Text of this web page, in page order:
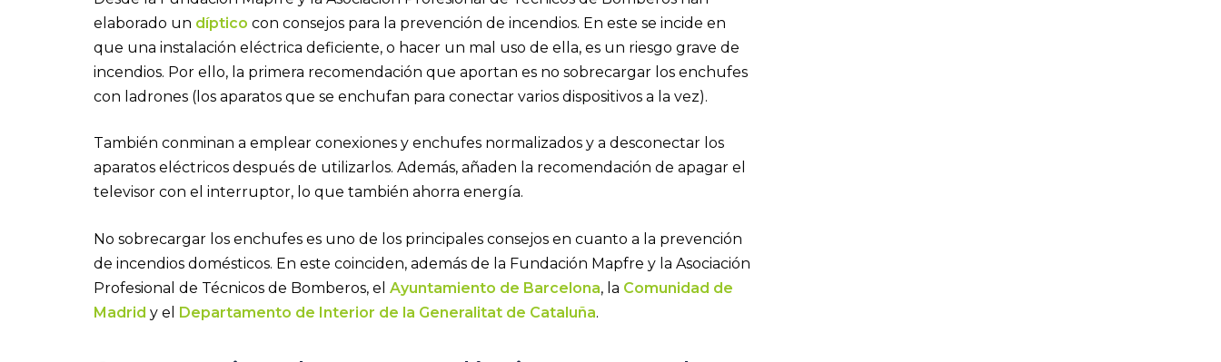
elaborado un díptico con consejos para la prevención de incendios. En este se incide en
que una instalación eléctrica deficiente, o hacer un mal uso de ella, es un riesgo grave de
incendios. Por ello, la primera recomendación que aportan es no sobrecargar los enchufes
con ladrones (los aparatos que se enchufan para conectar varios dispositivos a la vez).
También conminan a emplear conexiones y enchufes normalizados y a desconectar los
aparatos eléctricos después de utilizarlos. Además, añaden la recomendación de apagar el
televisor con el interruptor, lo que también ahorra energía.
No sobrecargar los enchufes es uno de los principales consejos en cuanto a la prevención
de incendios domésticos. En este coinciden, además de la Fundación Mapfre y la Asociación
Profesional de Técnicos de Bomberos, el Ayuntamiento de Barcelona, la Comunidad de
Madrid y el Departamento de Interior de la Generalitat de Cataluña.